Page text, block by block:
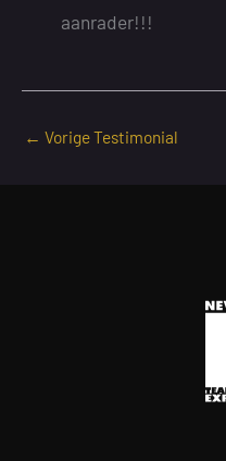
aanrader!!!
← Vorige Testimonial